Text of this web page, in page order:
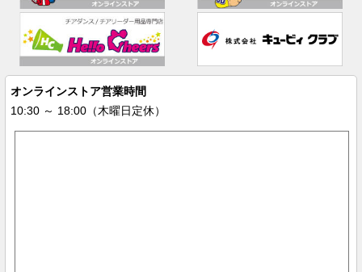
オンラインストア営業時間
10:30 ～ 18:00（木曜日定休）